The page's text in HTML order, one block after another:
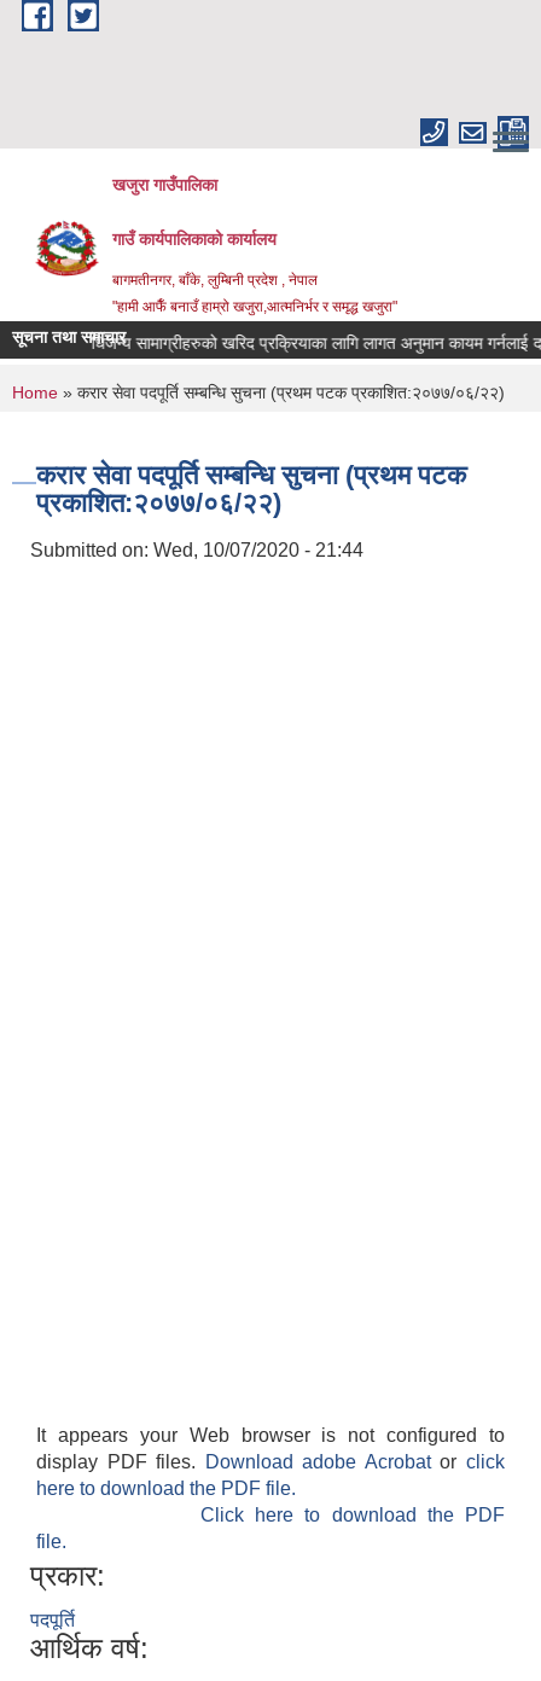
Skip to main content
खजुरा गाउँपालिका
गाउँ कार्यपालिकाको कार्यालय
बागमतीनगर, बाँके, लुम्बिनी प्रदेश , नेपाल
"हामी आफैँ बनाउँ हाम्रो खजुरा,आत्मनिर्भर र समृद्ध खजुरा"
सूचना तथा समाचार
तथा औषधिजन्य सामाग्रीहरुको खरिद प्रक्रियाका लागि लागत अनुमान कायम गर्नलाई
You are here
Home » करार सेवा पदपूर्ति सम्बन्धि सुचना (प्रथम पटक प्रकाशित:२०७७/०६/२२)
करार सेवा पदपूर्ति सम्बन्धि सुचना (प्रथम पटक
प्रकाशित:२०७७/०६/२२)
Submitted on: Wed, 10/07/2020 - 21:44
It appears your Web browser is not configured to
display PDF files.
Download adobe Acrobatorclick
here to download the PDF file.
Click here to download the PDF
file.
प्रकार:
पदपूर्ति
आर्थिक वर्ष: